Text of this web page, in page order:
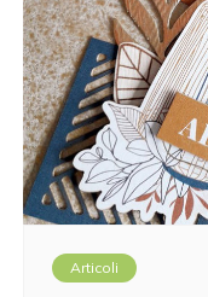
Articoli